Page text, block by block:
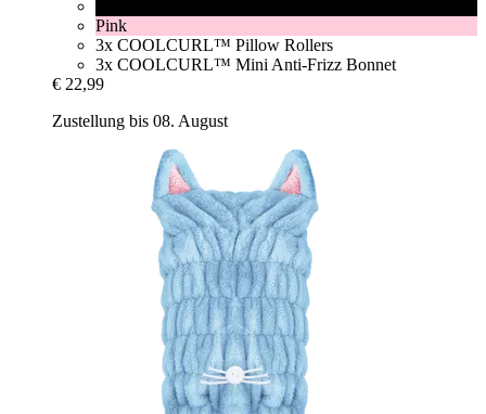
Pink
3x COOLCURL™ Pillow Rollers
3x COOLCURL™ Mini Anti-Frizz Bonnet
€ 22,99
Zustellung bis 08. August